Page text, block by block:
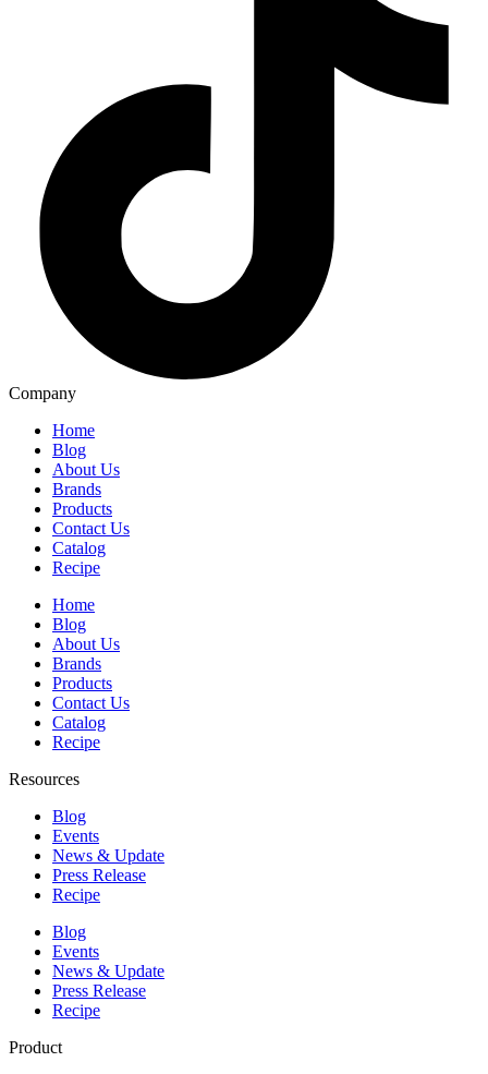
Company
Home
Blog
About Us
Brands
Products
Contact Us
Catalog
Recipe
Home
Blog
About Us
Brands
Products
Contact Us
Catalog
Recipe
Resources
Blog
Events
News & Update
Press Release
Recipe
Blog
Events
News & Update
Press Release
Recipe
Product